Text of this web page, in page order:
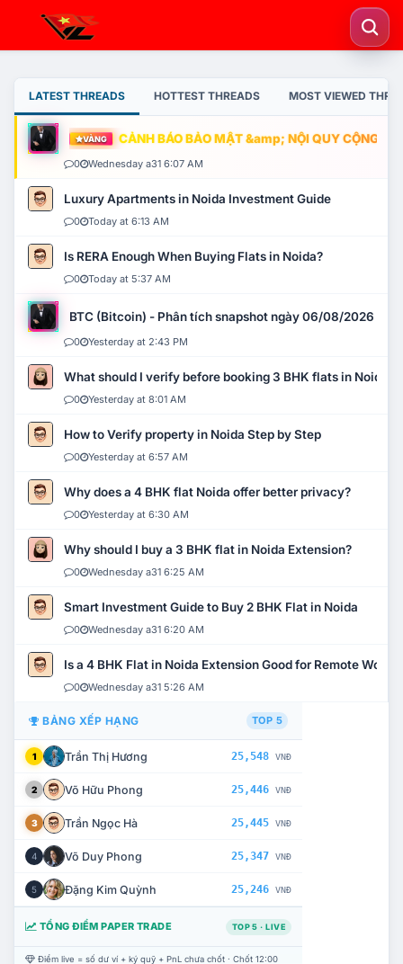
LATEST THREADS HOTTEST THREADS MOST VIEWED
VÀNG CẢNH BÁO BẢO MẬT &amp; NỘI QUY CỘNG
0 Wednesday a31 6:07 AM
Luxury Apartments in Noida Investment Guide
0 Today at 6:13 AM
Is RERA Enough When Buying Flats in Noida?
0 Today at 5:37 AM
BTC (Bitcoin) - Phân tích snapshot ngày 06/08/2026
0 Yesterday at 2:43 PM
What should I verify before booking 3 BHK flats in Noida?
0 Yesterday at 8:01 AM
How to Verify property in Noida Step by Step
0 Yesterday at 6:57 AM
Why does a 4 BHK flat Noida offer better privacy?
0 Yesterday at 6:30 AM
Why should I buy a 3 BHK flat in Noida Extension?
0 Wednesday a31 6:25 AM
Smart Investment Guide to Buy 2 BHK Flat in Noida
0 Wednesday a31 6:20 AM
Is a 4 BHK Flat in Noida Extension Good for Remote Work?
0 Wednesday a31 5:26 AM
BẢNG XẾP HẠNG TOP 5
1 Trần Thị Hương 25,548 VNĐ
2 Võ Hữu Phong 25,446 VNĐ
3 Trần Ngọc Hà 25,445 VNĐ
4 Võ Duy Phong 25,347 VNĐ
5 Đặng Kim Quỳnh 25,246 VNĐ
TỔNG ĐIỂM PAPER TRADE TOP 5 · LIVE
Điểm live = số dư ví + ký quỹ + PnL chưa chốt · Chốt 12:00